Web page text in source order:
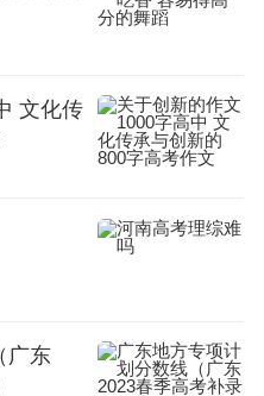
文化传
广东